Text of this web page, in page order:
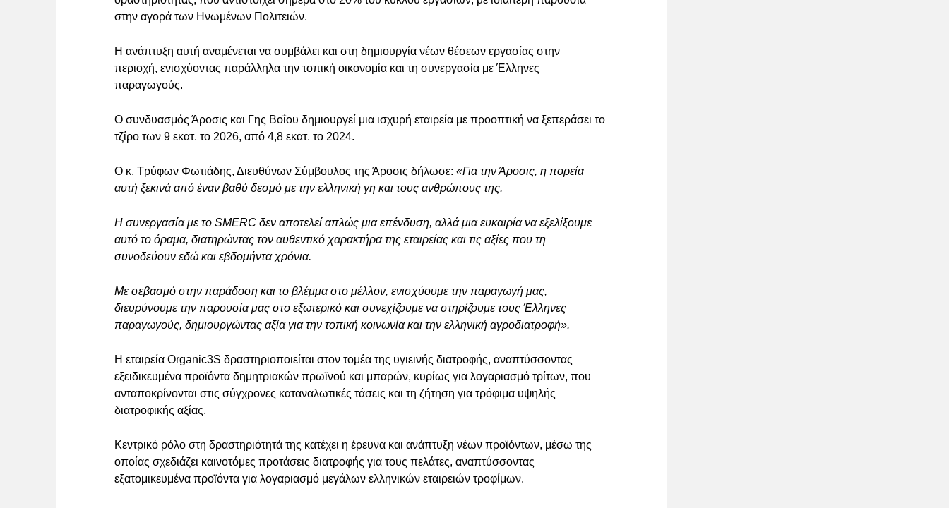
στην αγορά των Ηνωμένων Πολιτειών.
Η ανάπτυξη αυτή αναμένεται να συμβάλει και στη δημιουργία νέων θέσεων εργασίας στην
περιοχή, ενισχύοντας παράλληλα την τοπική οικονομία και τη συνεργασία με Έλληνες
παραγωγούς.
Ο συνδυασμός Άροσις και Γης Βοΐου δημιουργεί μια ισχυρή εταιρεία με προοπτική να ξεπεράσει το
τζίρο των 9 εκατ. το 2026, από 4,8 εκατ. το 2024.
Ο κ. Τρύφων Φωτιάδης, Διευθύνων Σύμβουλος της Άροσις δήλωσε: «Για την Άροσις, η πορεία
αυτή ξεκινά από έναν βαθύ δεσμό με την ελληνική γη και τους ανθρώπους της.
Η συνεργασία με το SMERC δεν αποτελεί απλώς μια επένδυση, αλλά μια ευκαιρία να εξελίξουμε
αυτό το όραμα, διατηρώντας τον αυθεντικό χαρακτήρα της εταιρείας και τις αξίες που τη
συνοδεύουν εδώ και εβδομήντα χρόνια.
Με σεβασμό στην παράδοση και το βλέμμα στο μέλλον, ενισχύουμε την παραγωγή μας,
διευρύνουμε την παρουσία μας στο εξωτερικό και συνεχίζουμε να στηρίζουμε τους Έλληνες
παραγωγούς, δημιουργώντας αξία για την τοπική κοινωνία και την ελληνική αγροδιατροφή».
Η εταιρεία Organic3S δραστηριοποιείται στον τομέα της υγιεινής διατροφής, αναπτύσσοντας
εξειδικευμένα προϊόντα δημητριακών πρωϊνού και μπαρών, κυρίως για λογαριασμό τρίτων, που
ανταποκρίνονται στις σύγχρονες καταναλωτικές τάσεις και τη ζήτηση για τρόφιμα υψηλής
διατροφικής αξίας.
Κεντρικό ρόλο στη δραστηριότητά της κατέχει η έρευνα και ανάπτυξη νέων προϊόντων, μέσω της
οποίας σχεδιάζει καινοτόμες προτάσεις διατροφής για τους πελάτες, αναπτύσσοντας
εξατομικευμένα προϊόντα για λογαριασμό μεγάλων ελληνικών εταιρειών τροφίμων.